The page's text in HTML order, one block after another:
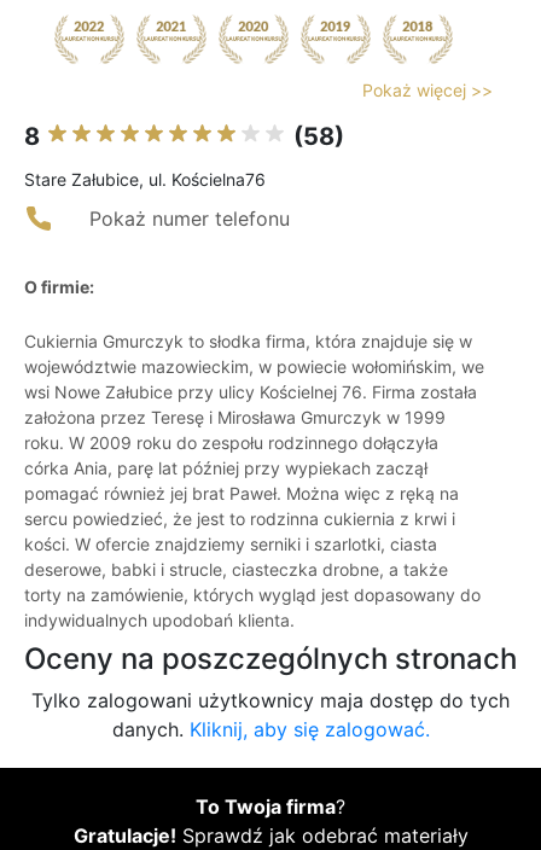
Pokaż więcej >>
8 (58)
Stare Załubice, ul. Kościelna76
Pokaż numer telefonu
O firmie:
Cukiernia Gmurczyk to słodka firma, która znajduje się w
województwie mazowieckim, w powiecie wołomińskim, we
wsi Nowe Załubice przy ulicy Kościelnej 76. Firma została
założona przez Teresę i Mirosława Gmurczyk w 1999
roku. W 2009 roku do zespołu rodzinnego dołączyła
córka Ania, parę lat później przy wypiekach zaczął
pomagać również jej brat Paweł. Można więc z ręką na
sercu powiedzieć, że jest to rodzinna cukiernia z krwi i
kości. W ofercie znajdziemy serniki i szarlotki, ciasta
deserowe, babki i strucle, ciasteczka drobne, a także
torty na zamówienie, których wygląd jest dopasowany do
indywidualnych upodobań klienta.
Oceny na poszczególnych stronach
Tylko zalogowani użytkownicy maja dostęp do tych
danych. Kliknij, aby się zalogować.
To Twoja firma?
Gratulacje! Sprawdź jak odebrać materiały